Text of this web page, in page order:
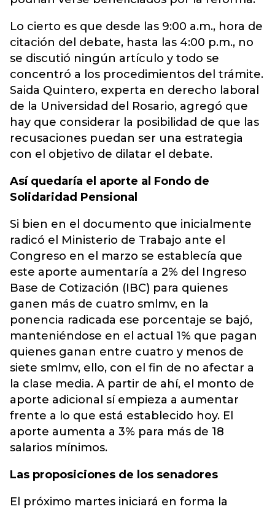
Lo cierto es que desde las 9:00 a.m., hora de
citación del debate, hasta las 4:00 p.m., no
se discutió ningún artículo y todo se
concentró a los procedimientos del trámite.
Saida Quintero, experta en derecho laboral
de la Universidad del Rosario, agregó que
hay que considerar la posibilidad de que las
recusaciones puedan ser una estrategia
con el objetivo de dilatar el debate.
Así quedaría el aporte al Fondo de
Solidaridad Pensional
Si bien en el documento que inicialmente
radicó el Ministerio de Trabajo ante el
Congreso en el marzo se establecía que
este aporte aumentaría a 2% del Ingreso
Base de Cotización (IBC) para quienes
ganen más de cuatro smlmv, en la
ponencia radicada ese porcentaje se bajó,
manteniéndose en el actual 1% que pagan
quienes ganan entre cuatro y menos de
siete smlmv, ello, con el fin de no afectar a
la clase media. A partir de ahí, el monto de
aporte adicional sí empieza a aumentar
frente a lo que está establecido hoy. El
aporte aumenta a 3% para más de 18
salarios mínimos.
Las proposiciones de los senadores
El próximo martes iniciará en forma la